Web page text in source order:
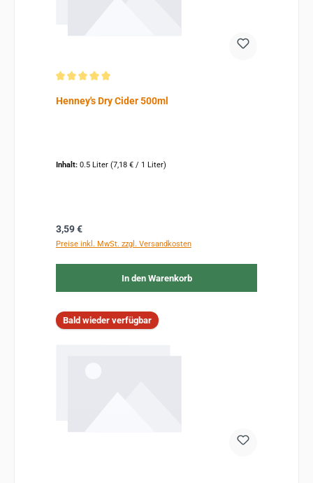
Henney's Dry Cider 500ml
Inhalt: 0.5 Liter (7,18 € / 1 Liter)
Regulärer Preis:
3,59 €
Preise inkl. MwSt. zzgl. Versandkosten
In den Warenkorb
Bald wieder verfügbar